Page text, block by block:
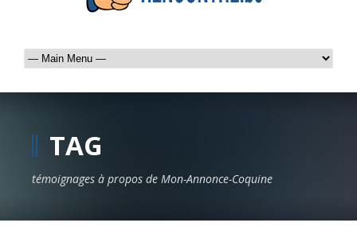
TAG
témoignages à propos de Mon-Annonce-Coquine